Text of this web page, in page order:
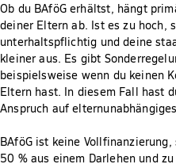
Ob du BAföG erhältst, hängt
deiner Eltern ab. Ist es zu hoch,
unterhaltspflichtig und deine
kleiner aus. Es gibt
beispielsweise wenn du keinen
Eltern hast. In diesem Fall hast
Anspruch auf
BAföG ist keine
50 % aus einem Darlehen und